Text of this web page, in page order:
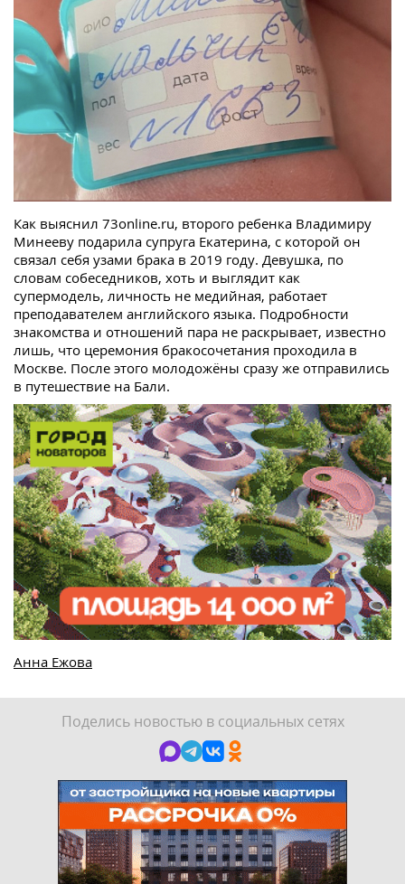
Как выяснил 73online.ru, второго ребенка Владимиру
Минееву подарила супруга Екатерина, с которой он
связал себя узами брака в 2019 году. Девушка, по
словам собеседников, хоть и выглядит как
супермодель, личность не медийная, работает
преподавателем английского языка. Подробности
знакомства и отношений пара не раскрывает, известно
лишь, что церемония бракосочетания проходила в
Москве. После этого молодожёны сразу же отправились
в путешествие на Бали.
Анна Ежова
Поделись новостью в социальных сетях